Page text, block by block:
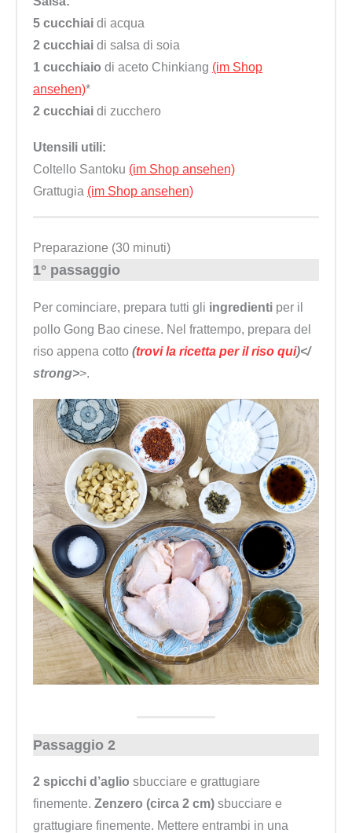
5 cucchiai di acqua
2 cucchiai di salsa di soia
1 cucchiaio di aceto Chinkiang (im Shop
ansehen)*
2 cucchiai di zucchero
Utensili utili:
Coltello Santoku (im Shop ansehen)
Grattugia (im Shop ansehen)
Preparazione (30 minuti)
1° passaggio
Per cominciare, prepara tutti gli ingredienti per il
pollo Gong Bao cinese. Nel frattempo, prepara del
riso appena cotto (trovi la ricetta per il riso qui)</
strong>>.
Passaggio 2
2 spicchi d’aglio sbucciare e grattugiare
finemente. Zenzero (circa 2 cm) sbucciare e
grattugiare finemente. Mettere entrambi in una